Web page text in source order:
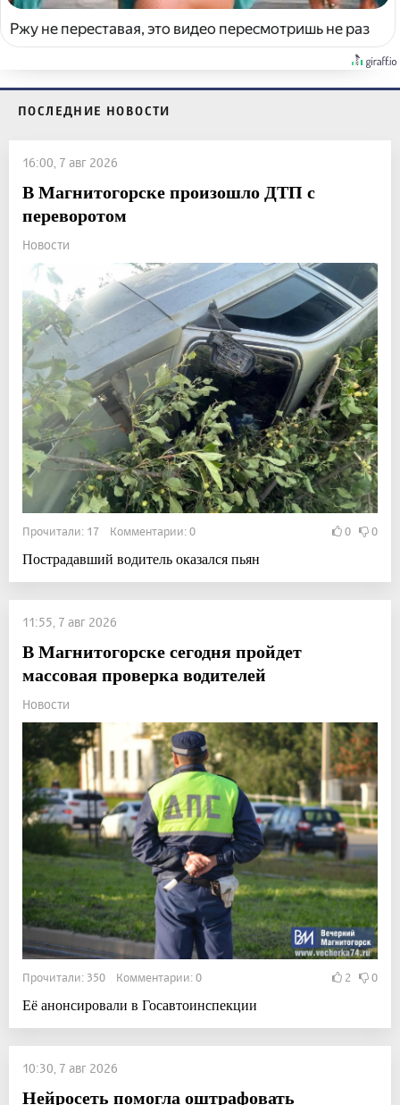
Ржу не переставая, это видео пересмотришь не раз
ПОСЛЕДНИЕ НОВОСТИ
16:00, 7 авг 2026
В Магнитогорске произошло ДТП с
переворотом
Новости
Прочитали: 17 Комментарии: 0 0 0
Пострадавший водитель оказался пьян
11:55, 7 авг 2026
В Магнитогорске сегодня пройдет
массовая проверка водителей
Новости
Прочитали: 350 Комментарии: 0 2 0
Её анонсировали в Госавтоинспекции
10:30, 7 авг 2026
Нейросеть помогла оштрафовать